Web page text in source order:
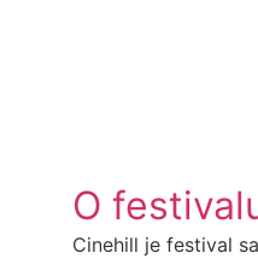
O
Cinehill je festival